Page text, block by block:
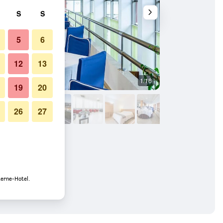
1/16
S S
5 6
12 13
19 20
26 27
Hotel.